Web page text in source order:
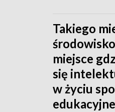
Takiego
miejsce
się
w życiu